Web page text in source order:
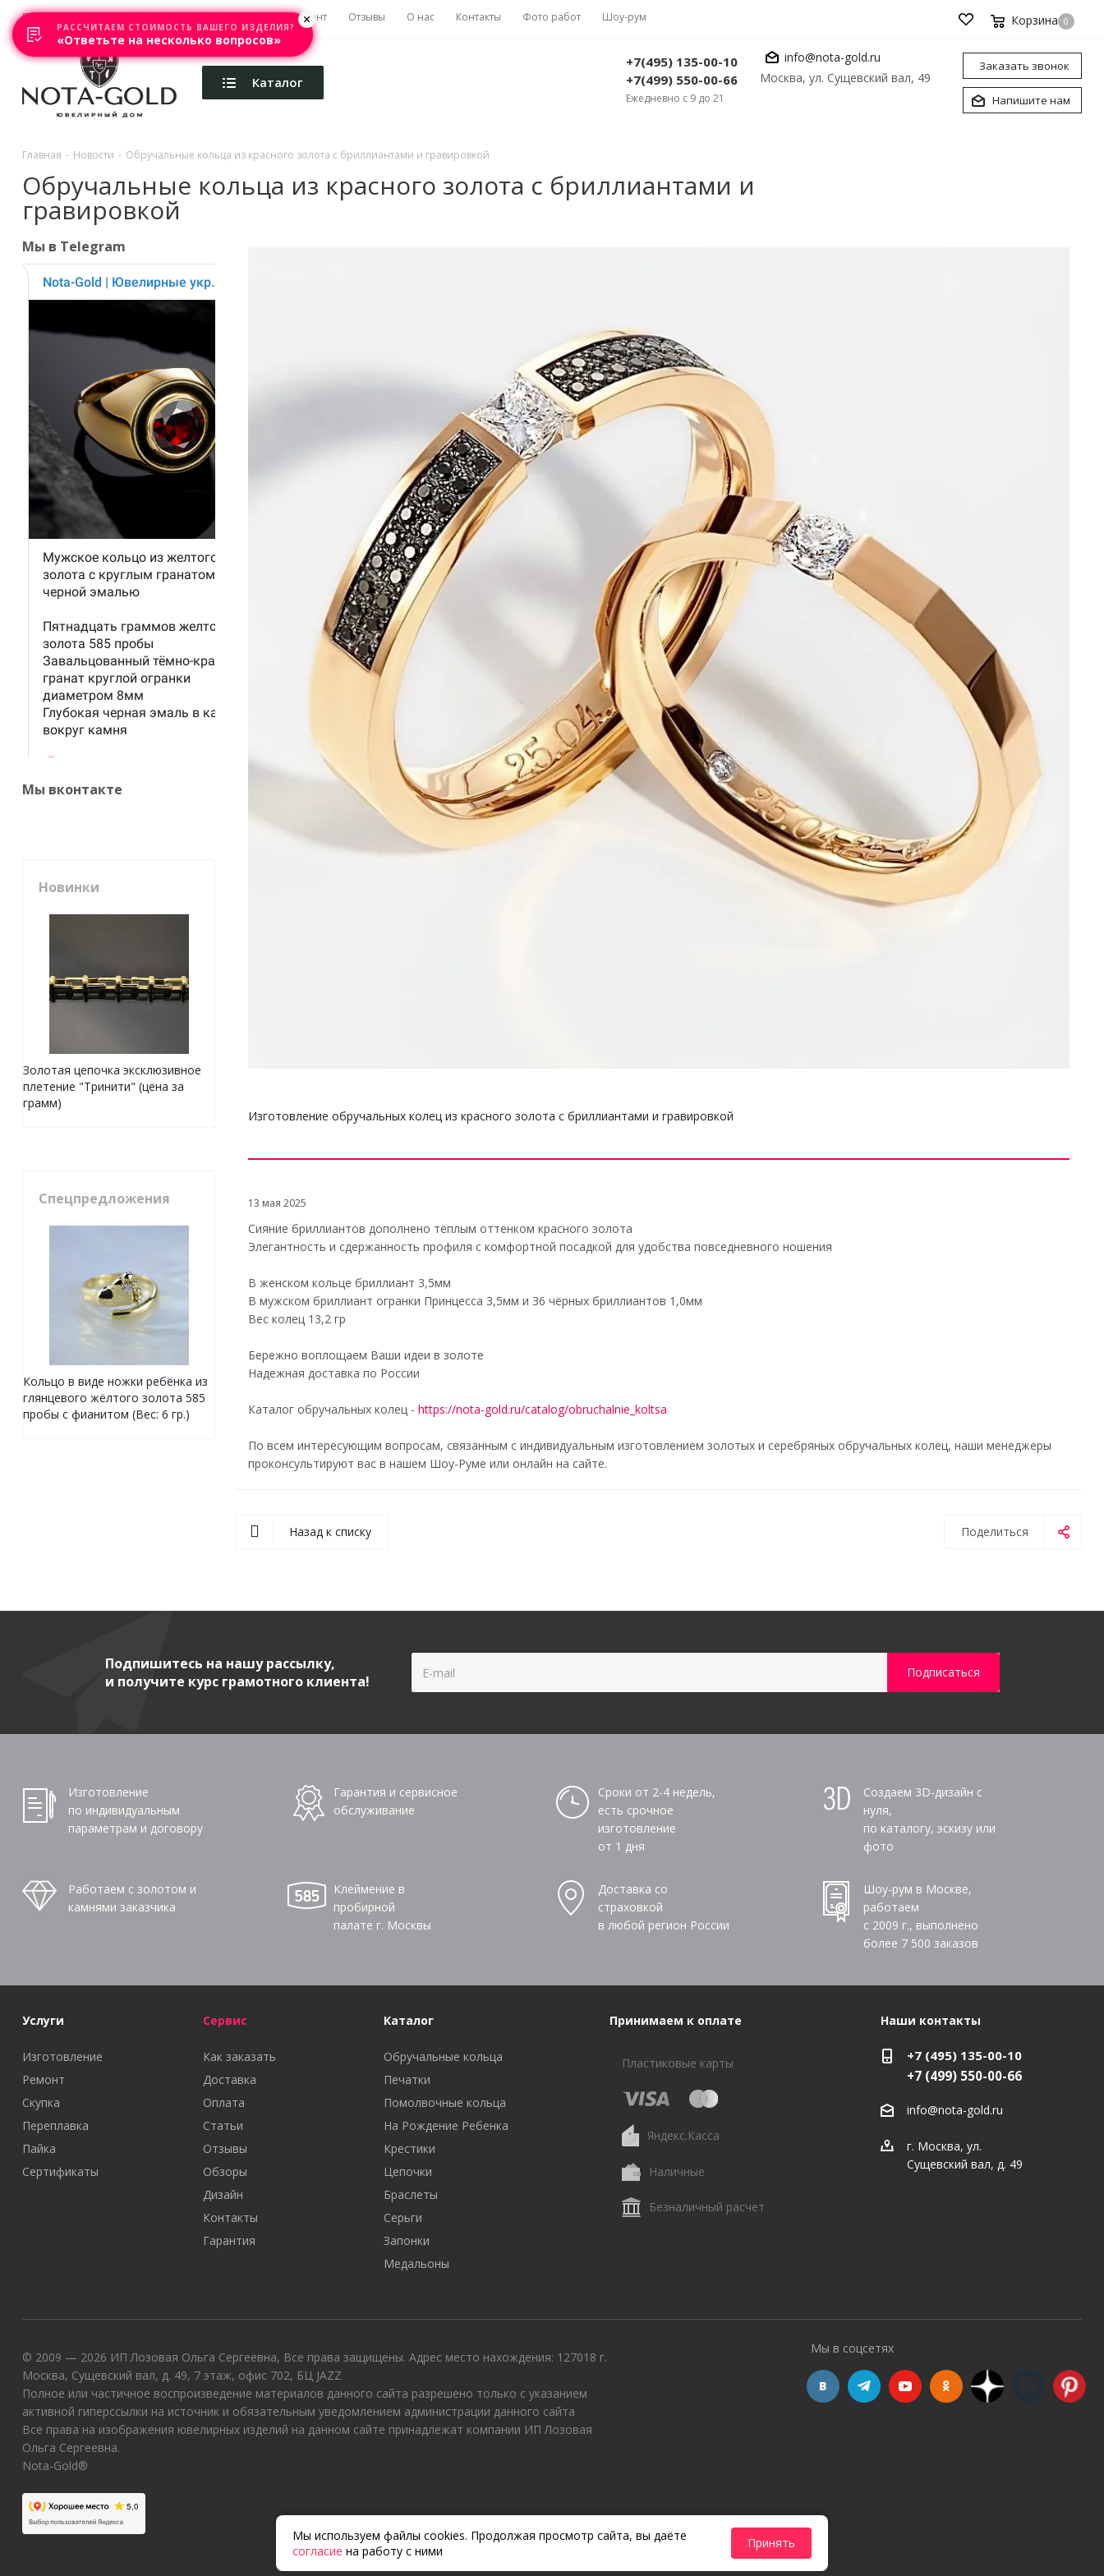
Главная Акции Каталоги Изготовление Ремонт Отзывы О нас Контакты Фото работ Шоу-рум Корзина 0
Каталог
+7(495) 135-00-10
+7(499) 550-00-66
Ежедневно с 9 до 21
info@nota-gold.ru
Москва, ул. Сущевский вал, 49
Заказать звонок
Напишите нам
Главная - Новости - Обручальные кольца из красного золота с бриллиантами и гравировкой
Обручальные кольца из красного золота с бриллиантами и
гравировкой
Изготовление обручальных колец из красного золота с бриллиантами и гравировкой
13 мая 2025
Сияние бриллиантов дополнено тёплым оттенком красного золота
Элегантность и сдержанность профиля с комфортной посадкой для удобства повседневного ношения
В женском кольце бриллиант 3,5мм
В мужском бриллиант огранки Принцесса 3,5мм и 36 чёрных бриллиантов 1,0мм
Вес колец 13,2 гр
Бережно воплощаем Ваши идеи в золоте
Надежная доставка по России
Каталог обручальных колец - https://nota-gold.ru/catalog/obruchalnie_koltsa
По всем интересующим вопросам, связанным с индивидуальным изготовлением золотых и серебряных обручальных колец, наши менеджеры
проконсультируют вас в нашем Шоу-Руме или онлайн на сайте.
Поделиться
Назад к списку
Мы в Telegram
Мы вконтакте
Новинки
Золотая цепочка эксклюзивное
плетение "Тринити" (цена за
грамм)
Спецпредложения
Кольцо в виде ножки ребёнка из
глянцевого жёлтого золота 585
пробы с фианитом (Вес: 6 гр.)
Подпишитесь на нашу рассылку,
и получите курс грамотного клиента!
Изготовление
по индивидуальным
параметрам и договору
Гарантия и сервисное
обслуживание
Сроки от 2-4 недель,
есть срочное
изготовление
от 1 дня
Создаем 3D-дизайн с
нуля,
по каталогу, эскизу или
фото
Работаем с золотом и
камнями заказчика
Клеймение в
пробирной
палате г. Москвы
Доставка со
страховкой
в любой регион России
Шоу-рум в Москве,
работаем
с 2009 г., выполнено
более 7 500 заказов
Услуги
Изготовление
Ремонт
Скупка
Переплавка
Пайка
Сертификаты
Сервис
Как заказать
Доставка
Оплата
Статьи
Отзывы
Обзоры
Дизайн
Контакты
Гарантия
Каталог
Обручальные кольца
Печатки
Помолвочные кольца
На Рождение Ребенка
Крестики
Цепочки
Браслеты
Серьги
Запонки
Медальоны
Принимаем к оплате
Пластиковые карты
Яндекс.Касса
Наличные
Безналичный расчет
Наши контакты
+7 (495) 135-00-10
+7 (499) 550-00-66
info@nota-gold.ru
г. Москва, ул.
Сущевский вал, д. 49
© 2009 — 2026 ИП Лозовая Ольга Сергеевна, Все права защищены. Адрес место нахождения: 127018 г.
Москва, Сущевский вал, д. 49, 7 этаж, офис 702, БЦ JAZZ
Полное или частичное воспроизведение материалов данного сайта разрешено только с указанием
активной гиперссылки на источник и обязательным уведомлением администрации данного сайта
Все права на изображения ювелирных изделий на данном сайте принадлежат компании ИП Лозовая
Ольга Сергеевна.
Nota-Gold®
Мы в соцсетях
Мы используем файлы cookies. Продолжая просмотр сайта, вы даёте
согласие на работу с ними
Принять
РАССЧИТАЕМ СТОИМОСТЬ ВАШЕГО ИЗДЕЛИЯ?
«Ответьте на несколько вопросов»